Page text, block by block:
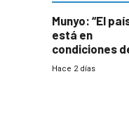
Munyo: “El
está en
condiciones
enfrentar una
Hace 2 días